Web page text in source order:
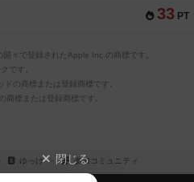
33 PT
々で登録されたApple Inc.の商標です。
です。
の商標または登録商標です。
標または登録商標です。
ゆっけ 参加コミュニティ
閉じる